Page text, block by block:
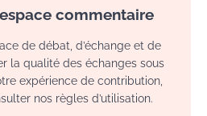
commentaire
de débat, d’échange et de
la qualité des échanges sous
expérience de contribution,
nos règles d’utilisation.